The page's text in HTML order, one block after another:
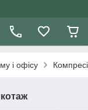
і офісу